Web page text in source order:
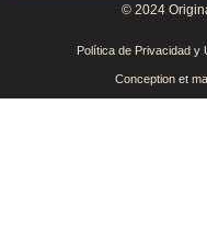
© 2024
Política de Privacidad y
Conception et